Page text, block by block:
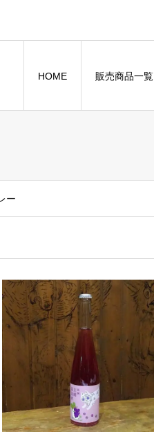
HOME 販売商品一覧
ー